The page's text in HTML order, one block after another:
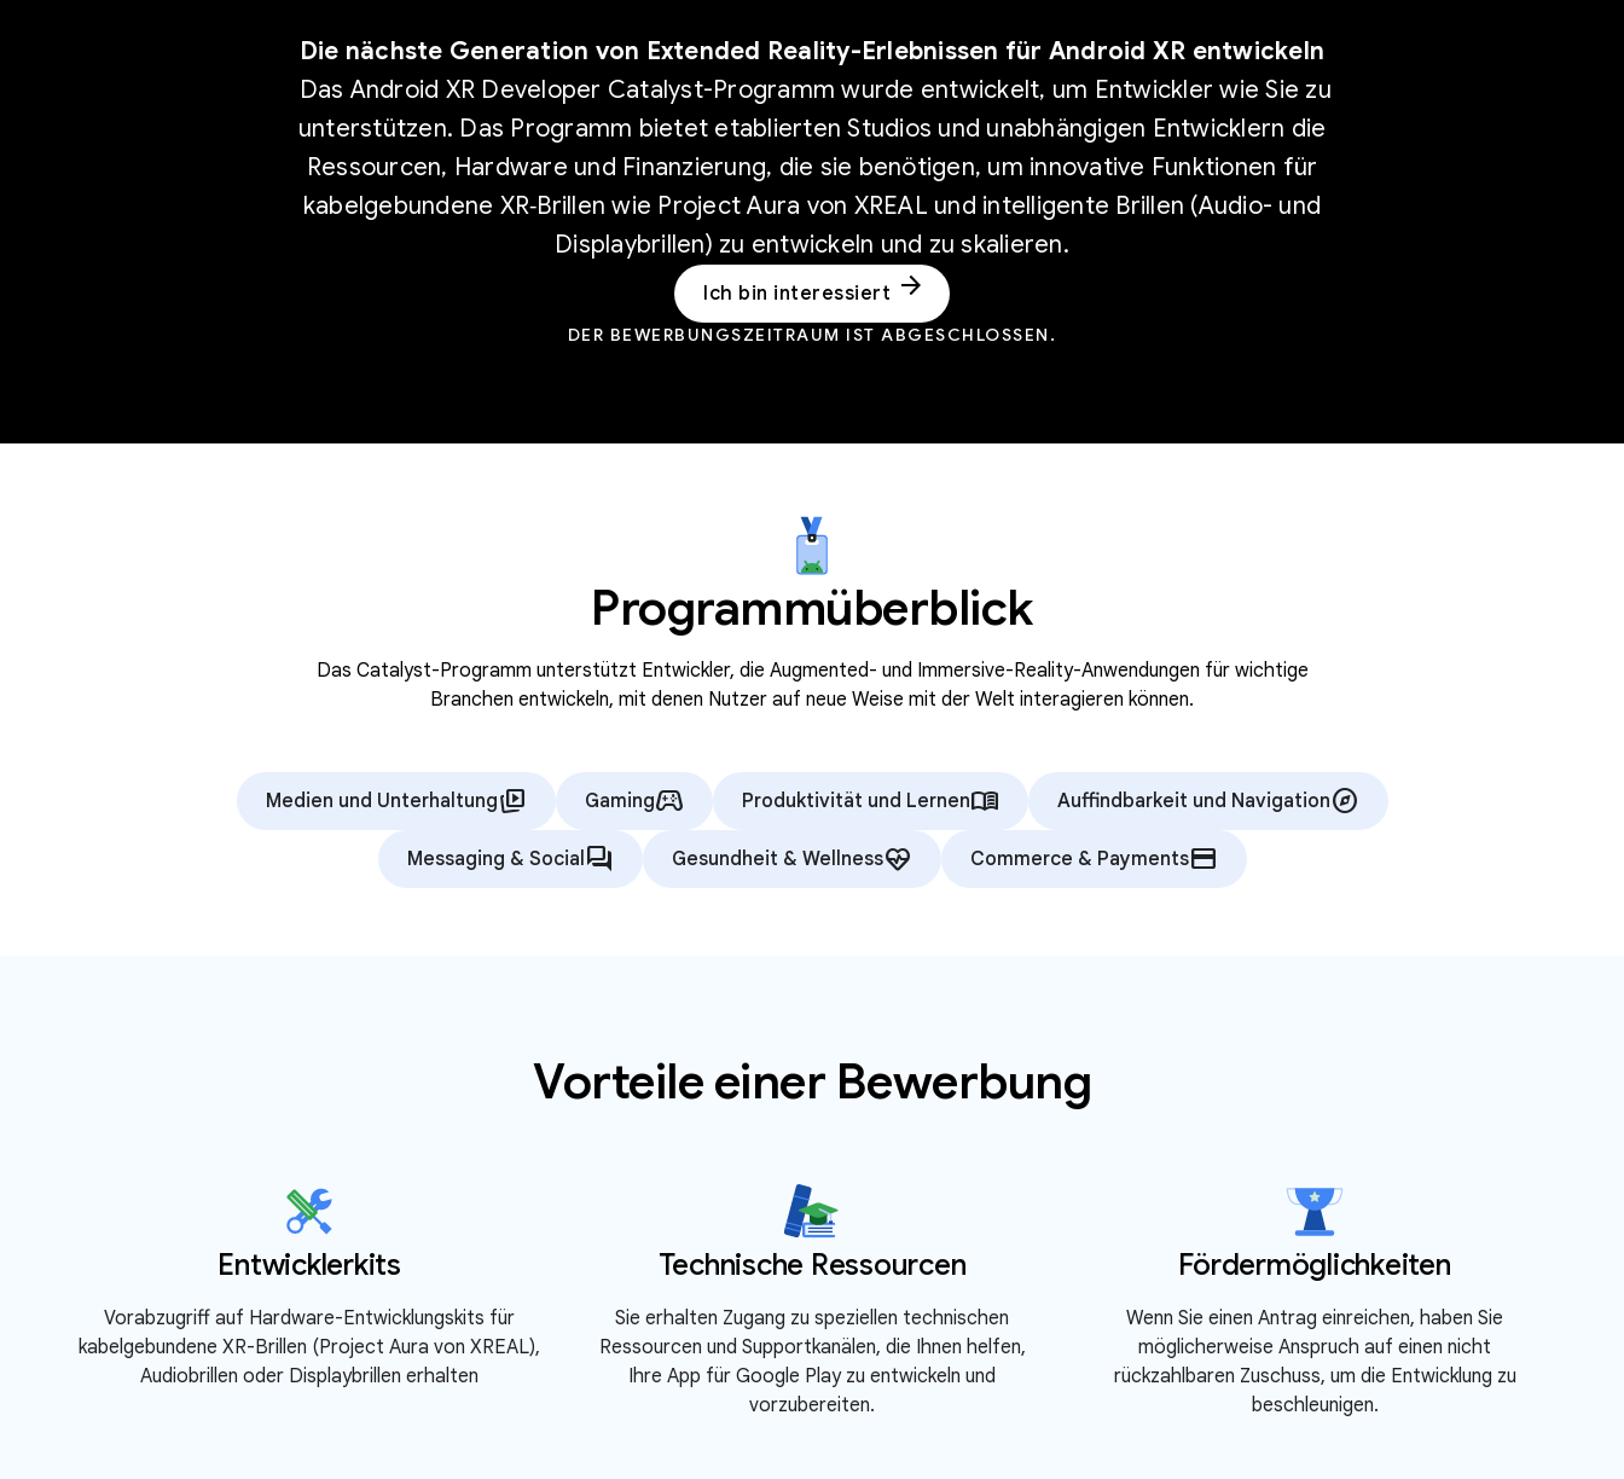
Die nächste Generation von Extended Reality-Erlebnissen für Android XR entwickeln
Das Android XR Developer Catalyst-Programm wurde entwickelt, um Entwickler wie Sie zu
unterstützen. Das Programm bietet etablierten Studios und unabhängigen Entwicklern die
Ressourcen, Hardware und Finanzierung, die sie benötigen, um innovative Funktionen für
kabelgebundene XR‑Brillen wie Project Aura von XREAL und intelligente Brillen (Audio- und
Displaybrillen) zu entwickeln und zu skalieren.
Ich bin interessiert arrow_forward
DER BEWERBUNGSZEITRAUM IST ABGESCHLOSSEN.
Programmüberblick
Das Catalyst-Programm unterstützt Entwickler, die Augmented- und Immersive-Reality-Anwendungen für wichtige
Branchen entwickeln, mit denen Nutzer auf neue Weise mit der Welt interagieren können.
Medien und Unterhaltunganimated_images Gamingstadia_controller Produktivität und Lernenmenu_book Auffindbarkeit und Navigationexplore
Messaging & Socialforum Gesundheit & Wellnessecg_heart Commerce & Paymentscredit_card
Vorteile einer Bewerbung
Entwicklerkits
Vorabzugriff auf Hardware-Entwicklungskits für
kabelgebundene XR-Brillen (Project Aura von XREAL),
Audiobrillen oder Displaybrillen erhalten
Technische Ressourcen
Sie erhalten Zugang zu speziellen technischen
Ressourcen und Supportkanälen, die Ihnen helfen,
Ihre App für Google Play zu entwickeln und
vorzubereiten.
Fördermöglichkeiten
Wenn Sie einen Antrag einreichen, haben Sie
möglicherweise Anspruch auf einen nicht
rückzahlbaren Zuschuss, um die Entwicklung zu
beschleunigen.